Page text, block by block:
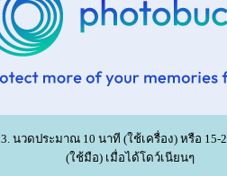
3. นวดประมาณ 10 นาที (ใช้เครื่อง) หรือ 15-
(ใช้มือ) เมื่อได้โดว์เนียนๆ